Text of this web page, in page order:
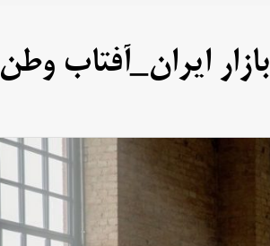
ایران_آفتاب وطن